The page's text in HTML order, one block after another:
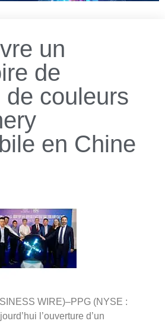
un
de
de couleurs
en Chine
WIRE)–PPG (NYSE :
l’ouverture d’un